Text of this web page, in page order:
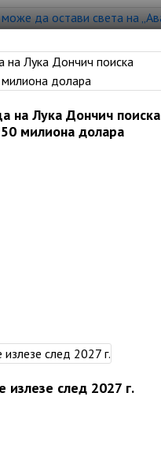
на Лука Дончич поиска
милиона долара
излезе след 2027 г.